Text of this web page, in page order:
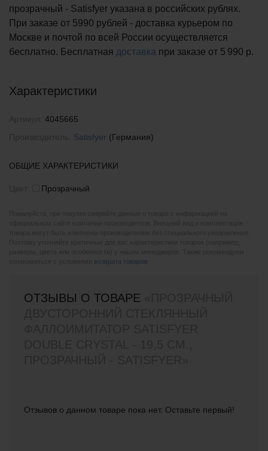
прозрачный - Satisfyer указана в российских рублях.
При заказе от 5990 рублей - доставка курьером по
Москве и почтой по всей России осуществляется
бесплатно. Бесплатная доставка при заказе от 5 990 р.
Характеристики
4045665
Satisfyer (Германия)
ОБЩИЕ ХАРАКТЕРИСТИКИ
Прозрачный
возврата товаров
ОТЗЫВЫ О ТОВАРЕ
Отзывов о данном товаре пока нет. Оставьте первый!